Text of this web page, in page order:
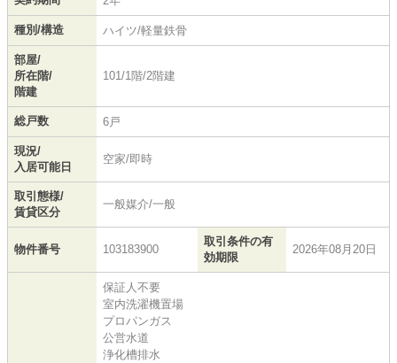
種別/構造 ハイツ/軽量鉄骨
部屋/
所在階/
階建
101/1階/2階建
総戸数 6戸
現況/
入居可能日
空家/即時
取引態様/
賃貸区分
一般媒介/一般
物件番号 103183900
取引条件の有
効期限
2026年08月20日
保証人不要
室内洗濯機置場
プロパンガス
公営水道
浄化槽排水